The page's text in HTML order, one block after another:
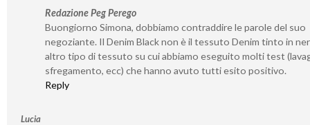
Redazione Peg Perego
Buongiorno Simona, dobbiamo contraddire le parole del suo
negoziante. Il Denim Black non è il tessuto Denim tinto in
altro tipo di tessuto su cui abbiamo eseguito molti test
sfregamento, ecc) che hanno avuto tutti esito positivo.
Reply
Lucia